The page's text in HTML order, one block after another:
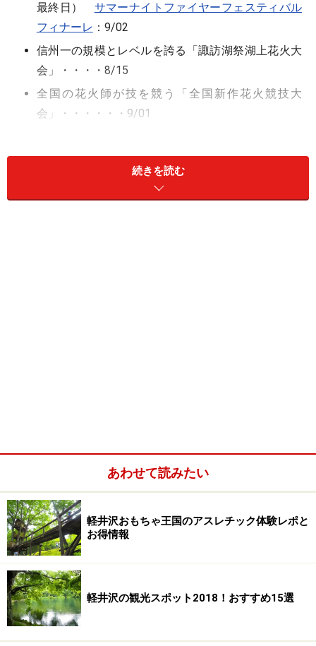
最終日） サマーナイトファイヤーフェスティバル
フィナーレ ：9/02
信州一の規模とレベルを誇る「諏訪湖祭湖上花火大
会」・・・・8/15
全国の花火師が技を競う「全国新作花火競技大
会」・・・・・・9/01
諏訪市諏訪湖畔へのアクセス
1/4 次のページへ
続きを読む
あわせて読みたい
軽井沢おもちゃ王国のアスレチック体験レポと
お得情報
軽井沢の観光スポット2018！おすすめ15選